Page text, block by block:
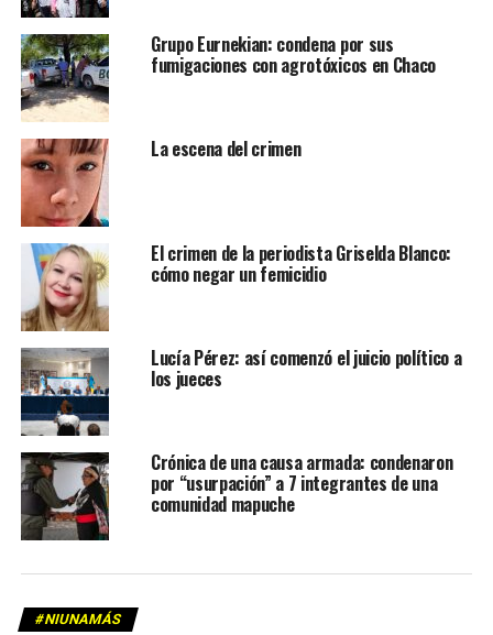
Grupo Eurnekian: condena por sus
fumigaciones con agrotóxicos en Chaco
La escena del crimen
El crimen de la periodista Griselda Blanco:
cómo negar un femicidio
Lucía Pérez: así comenzó el juicio político a
los jueces
Crónica de una causa armada: condenaron
por “usurpación” a 7 integrantes de una
comunidad mapuche
#NIUNAMÁS